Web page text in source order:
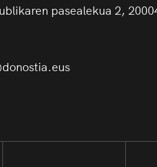
pasealekua 2,